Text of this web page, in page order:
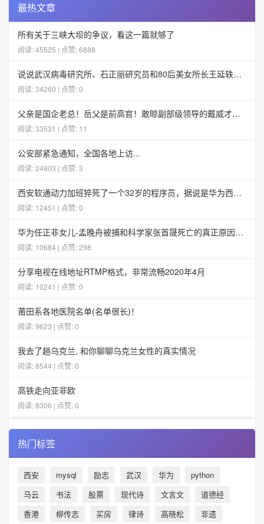
最热文章
所有关于三峡大坝的争议，看这一篇就够了
阅读: 45525 | 点赞: 6888
说说武汉病毒研究所、石正丽研究员和80后美女所长王延轶的一些事
阅读: 34260 | 点赞: 0
父亲是国企老总！岳父是前高官！敢晾副部级领导的戴威才不担心ofo
阅读: 33531 | 点赞: 11
公安部紧急通知，全国各地上访...
阅读: 24803 | 点赞: 3
西安软通动力加班猝死了一个32岁的程序员，据说是华为西安5G项目组的
阅读: 12451 | 点赞: 0
华为任正非女儿-孟晚舟被捕和科学家张首晟死亡的真正原因分析
阅读: 10684 | 点赞: 298
分享电视在线地址RTMP格式，非常流畅2020年4月
阅读: 10241 | 点赞: 0
莆田系各地医院名单(名单很长)！
阅读: 9623 | 点赞: 0
我去了趟乌克兰, 和你聊聊乌克兰女性的真实情况
阅读: 8544 | 点赞: 0
高铁走向亚非欧
阅读: 8306 | 点赞: 0
热门标签
西安 mysql 励志 武汉 华为
python
马云
书法 股票 现代诗 文言文
道德经
香港
柳传志 买房 律诗 高晓松 非遗